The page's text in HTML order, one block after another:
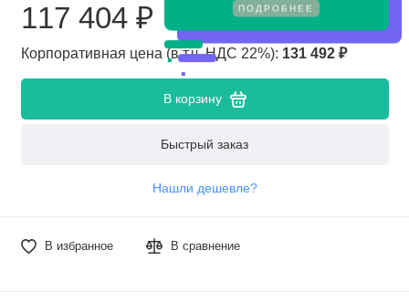
ПОДРОБНЕЕ
117 404 ₽
Корпоративная цена (в т.ч. НДС 22%): 131 492 ₽
В корзину
Быстрый заказ
Нашли дешевле?
В избранное В сравнение